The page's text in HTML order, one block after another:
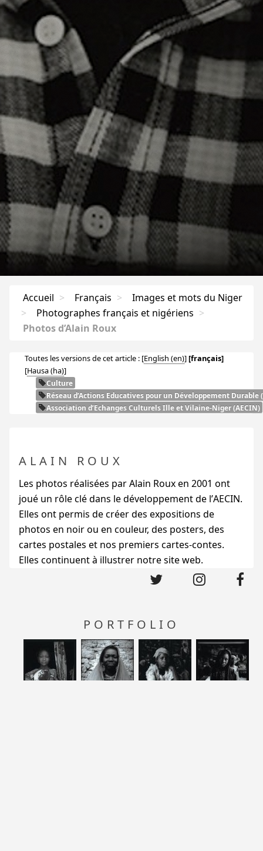
Accueil > Français >
Images et mots du Niger
>
Photographes français et nigériens >
Photos d’Alain Roux
Toutes les versions de cet article : [English ][français]
[Hausa ]
Culture
Réseau d’Actions Educatives pour un Développement Durable (
Association d’Echanges Culturels Ille et Vilaine-Niger (AECIN)
ALAIN ROUX
Les photos réalisées par Alain Roux en 2001 ont
joué un rôle clé dans le développement de l’AECIN.
Elles ont permis de créer des expositions de
photos en noir ou en couleur, des posters, des
cartes postales et nos premiers cartes-contes.
Elles continuent à illustrer notre site web.
PORTFOLIO